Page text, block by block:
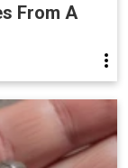
From A